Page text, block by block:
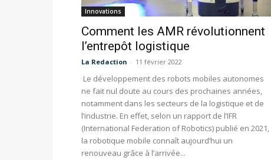
Innovations
Comment les AMR révolutionnent
l’entrepôt logistique
La Redaction - 11 février 2022
Le développement des robots mobiles autonomes
ne fait nul doute au cours des prochaines années,
notamment dans les secteurs de la logistique et de
l’industrie. En effet, selon un rapport de l’IFR
(International Federation of Robotics) publié en 2021,
la robotique mobile connaît aujourd’hui un
renouveau grâce à l’arrivée...